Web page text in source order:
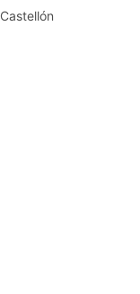
Castellón